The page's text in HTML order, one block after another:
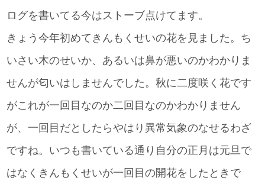
ログを書いてる今はストーブ点けてます。
きょう今年初めてきんもくせいの花を見ました。ち
いさい木のせいか、あるいは鼻が悪いのかわかりま
せんが匂いはしませんでした。秋に二度咲く花です
がこれが一回目なのか二回目なのかわかりません
が、一回目だとしたらやはり異常気象のなせるわざ
ですね。いつも書いている通り自分の正月は元旦で
はなくきんもくせいが一回目の開花をしたときで